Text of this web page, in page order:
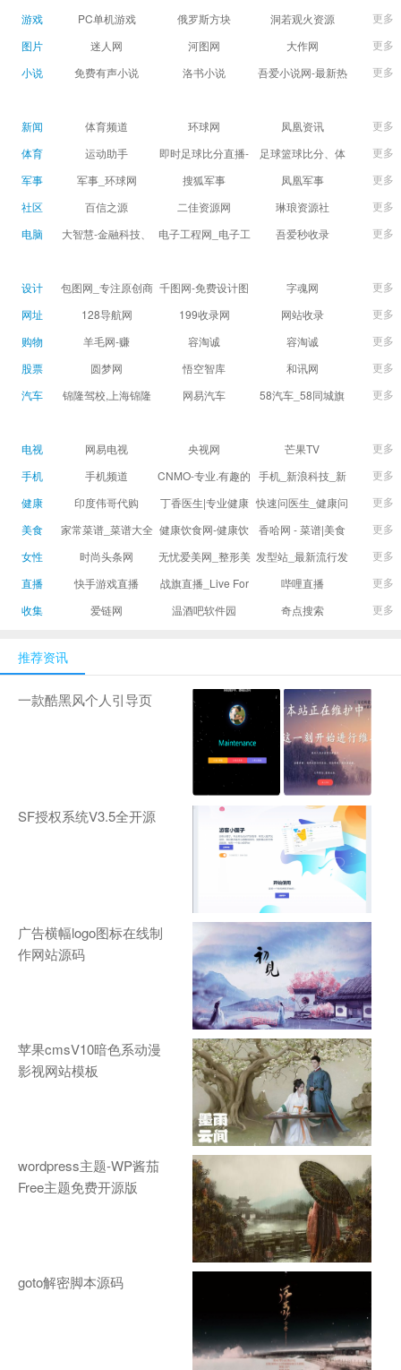
游戏
PC单机游戏 俄罗斯方块 洞若观火资源
更多
图片
迷人网 河图网 大作网
更多
小说
免费有声小说 洛书小说
吾爱小说网-最新热
更多
新闻 体育频道 环球网 凤凰资讯
更多
体育
运动助手
即时足球比分直播-
精准赛程赛果及角
足球篮球比分、体
育赛果直播|让足球
更多
军事
军事_环球网 搜狐军事 凤凰军事
更多
社区
百信之源 二佳资源网 琳琅资源社
更多
电脑
大智慧-金融科技、
据,投资理财,港股,期
货,股指期货,手机炒
股,股票软件,炒股软
件，免费炒股软
软件,证
电子工程网_电子工
吾爱秒收录
收录
更多
设计
包图网_专注原创商
用设计图片下载，
千图网-免费设计图
片素材网站-正版商
字魂网
更多
网址
128导航网 199收录网 网站收录
更多
购物
羊毛网-赚 容淘诚 容淘诚
更多
股票
圆梦网 悟空智库 和讯网
更多
汽车
锦隆驾校,上海锦隆
网易汽车
58汽车_58同城旗
更多
电视 网易电视 央视网 芒果TV
更多
手机
手机频道
CNMO-专业.有趣的
科技新媒体
手机_新浪科技_新
浪网
更多
健康
印度伟哥代购
丁香医生|专业健康
生活方式平台
快速问医生_健康问
题免费在线咨询专
更多
美食
家常菜谱_菜谱大全
_菜谱家常菜做法大
健康饮食网-健康饮
食食谱_健康饮食小
香哈网 - 菜谱|美食
菜谱|菜谱大全-学做
更多
女性
时尚头条网
LADYMAX.cn|国内
新闻并提供奢侈品
无忧爱美网_整形美
容门户
发型站_最新流行发
型设计发型图片与
更多
直播
快手游戏直播
战旗直播_Live For
Gamers丨天生爱
哔哩直播
更多
收集
爱链网 温酒吧软件园 奇点搜索 更多
推荐资讯
一款酷黑风个人引导页
SF授权系统V3.5全开源
广告横幅logo图标在线制
作网站源码
苹果cmsV10暗色系动漫
影视网站模板
wordpress主题-WP酱茄
Free主题免费开源版
goto解密脚本源码